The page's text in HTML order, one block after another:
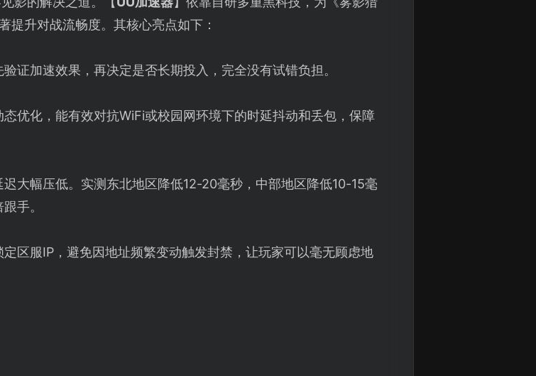
提升对战流畅度。其核心亮点如下：
证加速效果，再决定是否长期投入，完全没有试错负担。
态优化，能有效对抗WiFi或校园网环境下的时延抖动和丢包，保障
大幅压低。实测东北地区降低12-20毫秒，中部地区降低10-15毫
手。
区服IP，避免因地址频繁变动触发封禁，让玩家可以毫无顾虑地